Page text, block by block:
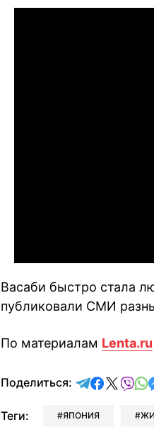
Васаби быстро стала
публиковали СМИ
По материалам Lenta.ru
Поделиться: отправить
Теги: ЯПОНИЯ